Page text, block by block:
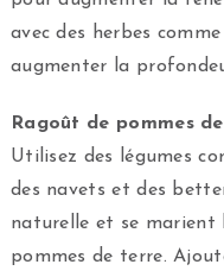
avec des herbes
augmenter la
Ragoût de pommes
Utilisez des légumes
des navets et des
naturelle et se marient
pommes de terre.